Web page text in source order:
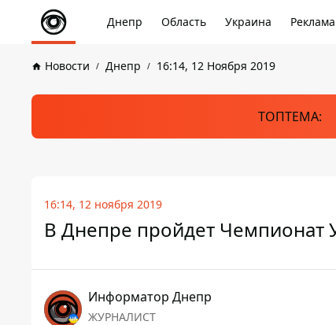
Днепр Область Украина Реклама
Новости Днепр 16:14, 12 Ноября 2019
ТОПТЕМА:
16:14, 12 ноября 2019
В Днепре пройдет Чемпионат
Информатор Днепр
ЖУРНАЛИСТ